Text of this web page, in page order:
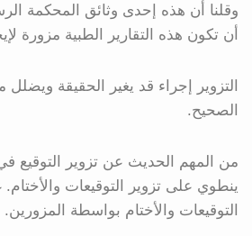
وقلنا أن هذه إحدى وثائق المحكمة
أن تكون هذه التقارير الطبية مزورة
التزوير إجراء قد يغير الحقيقة ويضلل
الصحيح.
من المهم الحديث عن تزوير التوقيع في
ينطوي على تزوير التوقيعات والأختام.
التوقيعات والأختام بواسطة المزورين.